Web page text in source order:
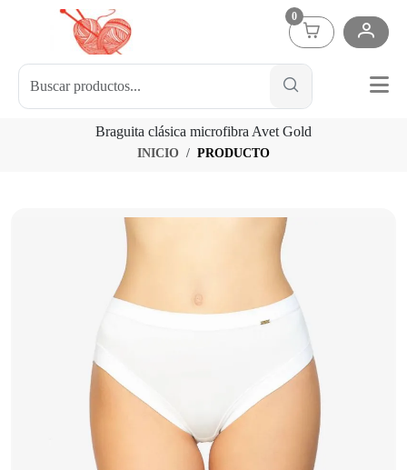
0
Braguita clásica microfibra Avet Gold
INICIO PRODUCTO